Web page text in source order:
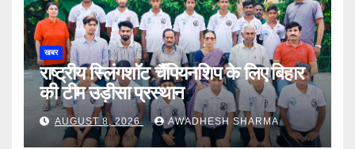
खबर
राष्ट्रीय स्लिंगशॉट चैंपियनशिप के लिए बिहार
की टीम उड़ीसा प्रस्थान
AUGUST 8, 2026 AWADHESH SHARMA